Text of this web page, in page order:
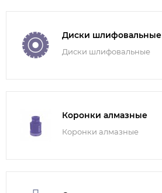
Диски шлифовальные
Диски шлифовальные
Коронки алмазные
Коронки алмазные